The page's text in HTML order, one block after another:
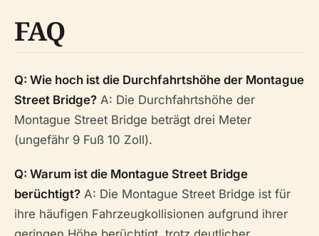
FAQ
Q: Wie hoch ist die Durchfahrtshöhe der Montague
Street Bridge? A: Die Durchfahrtshöhe der
Montague Street Bridge beträgt drei Meter
(ungefähr 9 Fuß 10 Zoll).
Q: Warum ist die Montague Street Bridge
berüchtigt? A: Die Montague Street Bridge ist für
ihre häufigen Fahrzeugkollisionen aufgrund ihrer